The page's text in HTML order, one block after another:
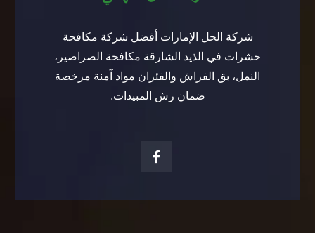
شركة الحل الإمارات أفضل شركة مكافحة
حشرات في الذيد الشارقة مكافحة الصراصير،
النمل، بق الفراش والفئران مواد آمنة مرخصة
ضمان رش المبيدات.